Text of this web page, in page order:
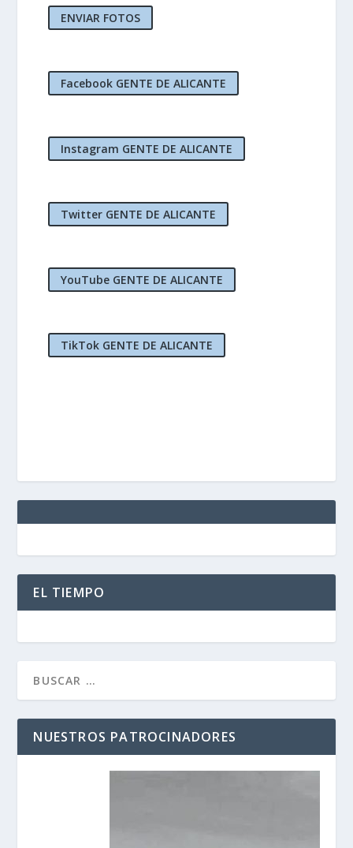
ENVIAR FOTOS
Facebook GENTE DE ALICANTE
Instagram GENTE DE ALICANTE
Twitter GENTE DE ALICANTE
YouTube GENTE DE ALICANTE
TikTok GENTE DE ALICANTE
EL TIEMPO
NUESTROS PATROCINADORES